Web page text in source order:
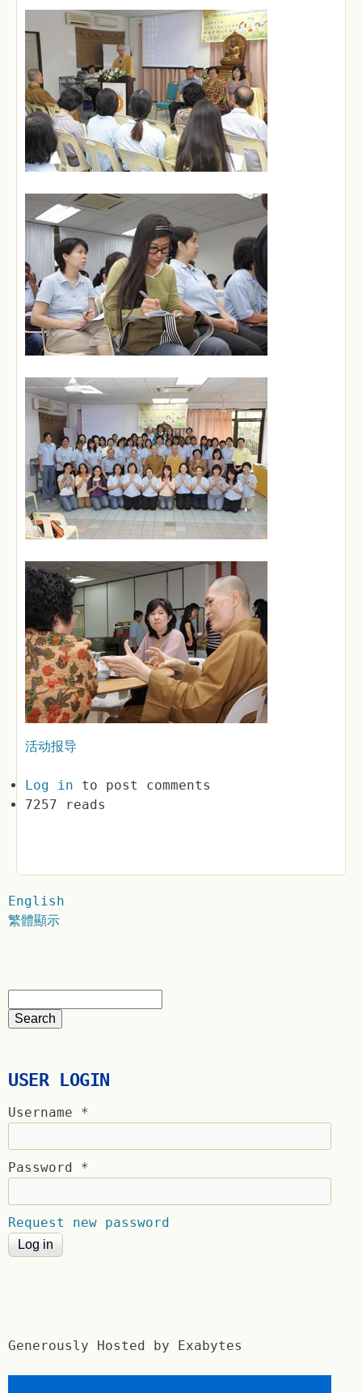
活动报导
Log in to post comments
7257 reads
English
繁體顯示
USER LOGIN
Username *
Password *
Request new password
Generously Hosted by Exabytes